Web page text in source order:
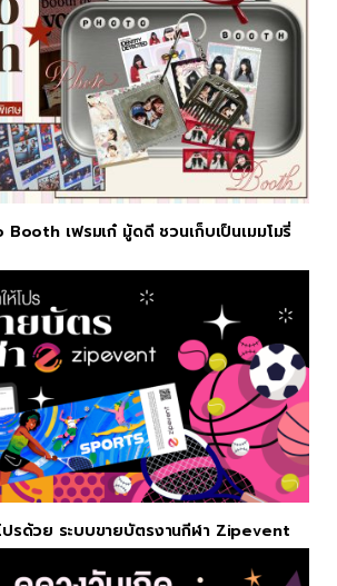
เฟรมเก๋ มู้ดดี ชวนเก็บเป็นเมมโมรี่
ปรด้วย ระบบขายบัตรงานกีฬา Zipevent